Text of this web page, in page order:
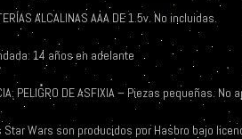
ALCALINAS AAA DE 1.5v. No incluidas.
14 años en adelante
PELIGRO DE ASFIXIA – Piezas pequeñas.
Star Wars son producidos por Hasbro bajo